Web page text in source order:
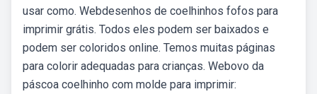
usar como. Webdesenhos de coelhinhos fofos para
imprimir grátis. Todos eles podem ser baixados e
podem ser coloridos online. Temos muitas páginas
para colorir adequadas para crianças. Webovo da
páscoa coelhinho com molde para imprimir: